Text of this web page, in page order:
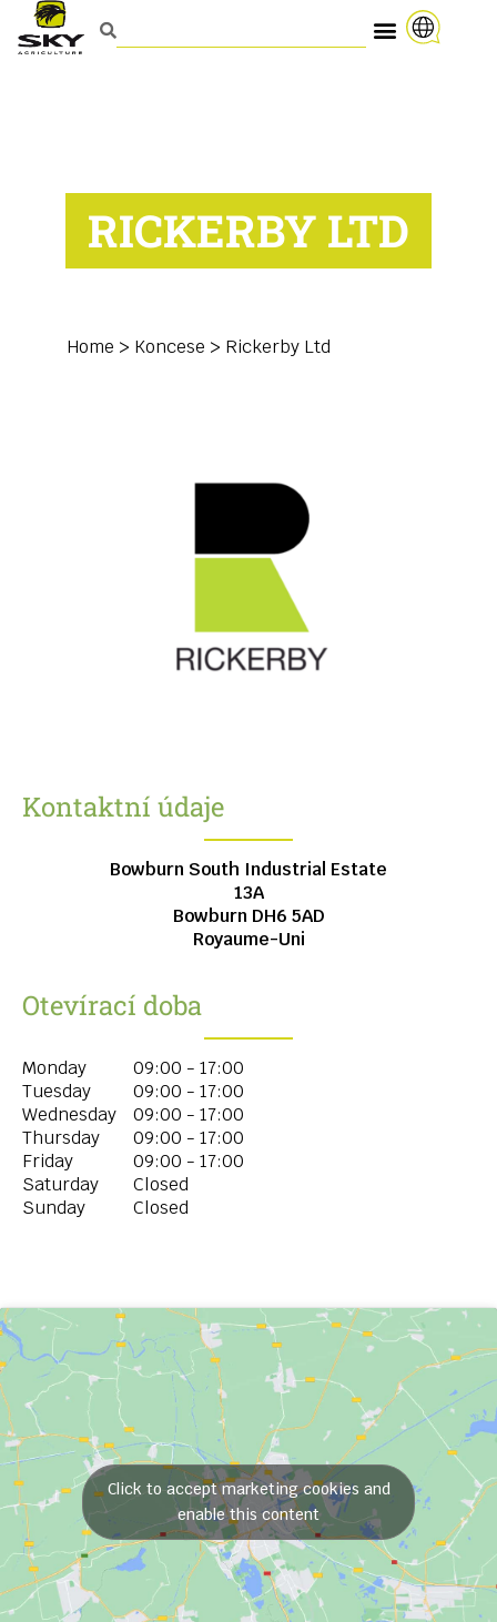
RICKERBY LTD
Home > Koncese > Rickerby Ltd
Kontaktní údaje
Bowburn South Industrial Estate
13A
Bowburn DH6 5AD
Royaume-Uni
Otevírací doba
Monday
09:00 - 17:00
Tuesday
09:00 - 17:00
Wednesday
09:00 - 17:00
Thursday
09:00 - 17:00
Friday
09:00 - 17:00
Saturday
Closed
Sunday
Closed
Click to accept marketing cookies and
enable this content